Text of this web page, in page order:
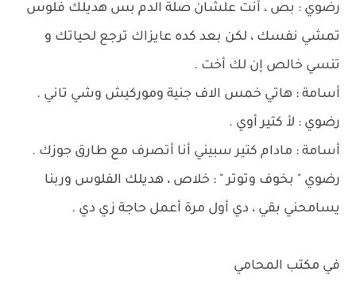
رضوي : بص ، أنت علشان صلة الدم بس هديلك فلوس
تمشي نفسك ، لكن بعد كده عايزاك ترجع لحياتك و
تنسي خالص إن لك أخت .
أسامة : هاتي خمس الاف جنية وموركيش وشي تاني .
رضوي : لأ كتير أوي .
أسامة : مادام كتير سبيني أنا أتصرف مع طارق جوزك .
رضوي " بخوف وتوتر " : خلاص ، هديلك الفلوس وربنا
يسامحني بقي ، دي أول مرة أعمل حاجة زي دي .
في مكتب المحامي